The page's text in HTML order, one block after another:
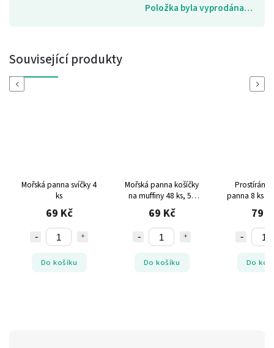
Položka byla vyprodána…
Související produkty
Previous
Mořská panna svíčky 4
ks
69 Kč
Do košíku
Mořská panna košíčky
na muffiny 48 ks, 50
mm x 25 mm
69 Kč
Do košíku
Prostírání
panna 8 ks
cm
79
Do
Next